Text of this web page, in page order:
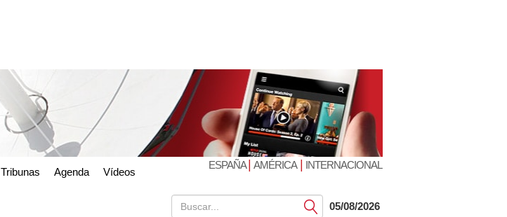
Tribunas Agenda Vídeos
ESPAÑA| AMÉRICA| INTERNACIONAL
Submit05/08/2026